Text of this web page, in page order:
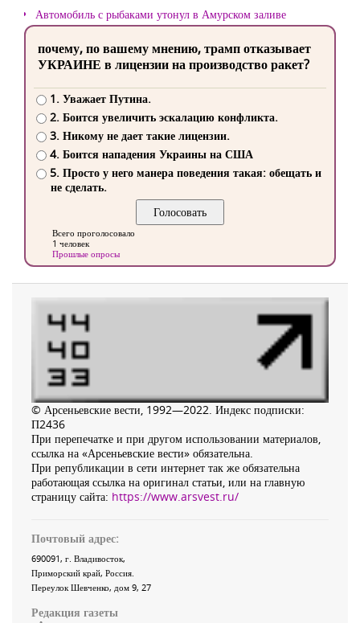
Автомобиль с рыбаками утонул в Амурском заливе
почему, по вашему мнению, трамп отказывает
УКРАИНЕ в лицензии на производство ракет?
1. Уважает Путина.
2. Боится увеличить эскалацию конфликта.
3. Никому не дает такие лицензии.
4. Боится нападения Украины на США
5. Просто у него манера поведения такая: обещать и
не сделать.
Всего проголосовало
1 человек
Прошлые опросы
© Арсеньевские вести, 1992—2022. Индекс подписки:
П2436
При перепечатке и при другом использовании материалов,
ссылка на «Арсеньевские вести» обязательна.
При републикации в сети интернет так же обязательна
работающая ссылка на оригинал статьи, или на главную
страницу сайта: https://www.arsvest.ru/
Почтовый адрес:
690091, г. Владивосток,
Приморский край, Россия
Переулок Шевченко, дом 9, 27
Редакция газеты